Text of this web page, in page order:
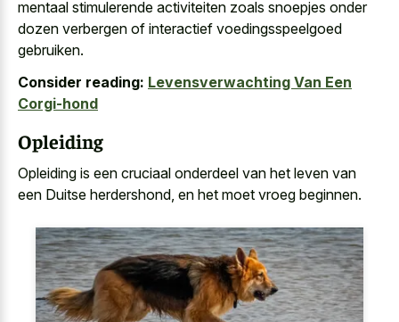
mentaal stimulerende activiteiten zoals snoepjes onder
dozen verbergen of interactief voedingsspeelgoed
gebruiken.
Consider reading: Levensverwachting Van Een
Corgi-hond
Opleiding
Opleiding is een cruciaal onderdeel van het leven van
een Duitse herdershond, en het moet vroeg beginnen.